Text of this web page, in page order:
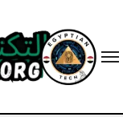
content